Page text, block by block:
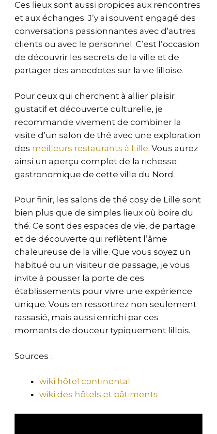
Ces lieux sont aussi propices aux rencontres
et aux échanges. J’y ai souvent engagé des
conversations passionnantes avec d’autres
clients ou avec le personnel. C’est l’occasion
de découvrir les secrets de la ville et de
partager des anecdotes sur la vie lilloise.
Pour ceux qui cherchent à allier plaisir
gustatif et découverte culturelle, je
recommande vivement de combiner la
visite d’un salon de thé avec une exploration
des meilleurs restaurants à Lille. Vous aurez
ainsi un aperçu complet de la richesse
gastronomique de cette ville du Nord.
Pour finir, les salons de thé cosy de Lille sont
bien plus que de simples lieux où boire du
thé. Ce sont des espaces de vie, de partage
et de découverte qui reflètent l’âme
chaleureuse de la ville. Que vous soyez un
habitué ou un visiteur de passage, je vous
invite à pousser la porte de ces
établissements pour vivre une expérience
unique. Vous en ressortirez non seulement
rassasié, mais aussi enrichi par ces
moments de douceur typiquement lillois.
Sources :
wiki hôtel continental
wiki des hôtels et bâtiments